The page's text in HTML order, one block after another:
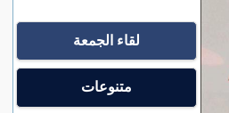
لقاء الجمعة
متنوعات